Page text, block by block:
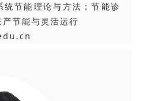
统节能理论与方法；节能诊
节能与灵活运行